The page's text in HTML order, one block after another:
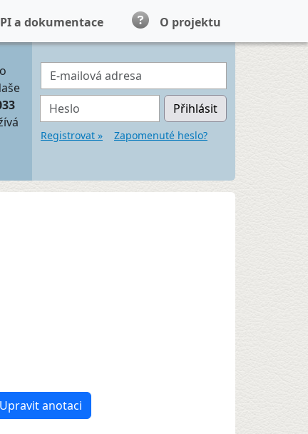
a dokumentace O projektu
E-mailová adresa
Heslo Přihlásit
Registrovat » Zapomenuté heslo?
Upravit anotaci